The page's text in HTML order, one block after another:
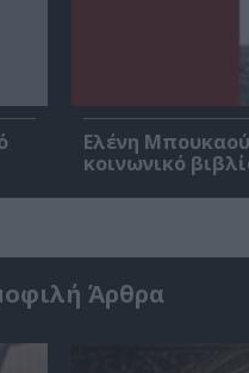
Ελένη
κοινωνικό
Άρθρα